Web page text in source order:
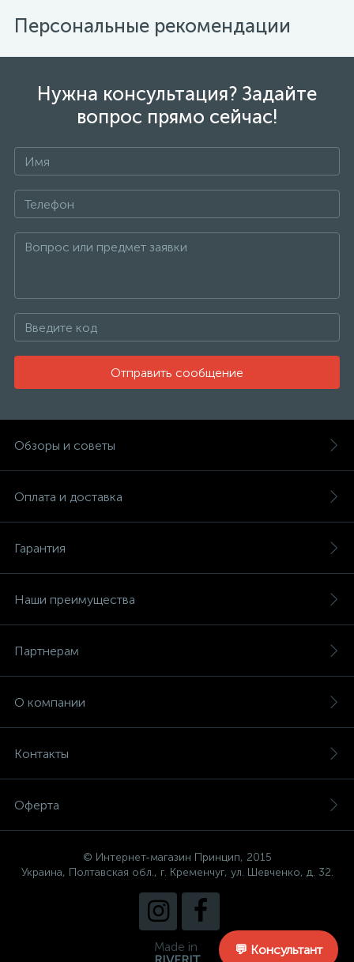
Персональные рекомендации
Нужна консультация? Задайте
вопрос прямо сейчас!
Отправить сообщение
Обзоры и советы
Оплата и доставка
Гарантия
Наши преимущества
Партнерам
О компании
Контакты
Оферта
© Интернет-магазин Принцип, 2015
Украина, Полтавская обл., г. Кременчуг, ул. Шевченко, д. 32.
Made in
💬 Консультант